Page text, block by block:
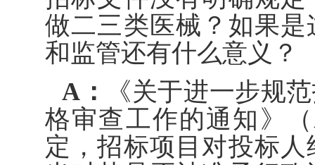
做二三类医械？如果
和监管还有什么意义？
A：
《关于进一步规
格审查工作的通知》
定，招标项目对投标